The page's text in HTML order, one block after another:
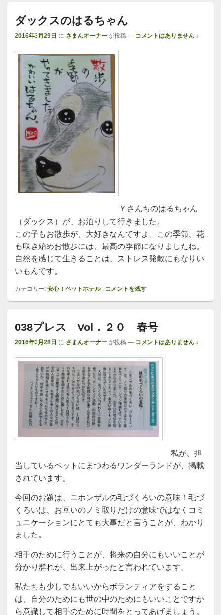
ダックスのはるちゃん
2016年3月29日 に さまんオーナー が投稿 — コメントはありません ↓
Ｙさんちのはるちゃん
（ダックス）が、お泊りして行きました。
この子もお散歩が、大好きなんですよ。この季節、花
も咲き始めお散歩には、最高の季節になりましたね。
自然を感じて生きることは、ストレス発散にもなりい
いもんです。
カテゴリー: 安心！ペットホテル | コメントを残す
038プレス Vol．２０ 春号
2016年3月28日 に さまんオーナー が投稿 — コメントはありません ↓
私が、担
当しているペットにまつわるワンダーランドが、掲載
されています。
今回のお題は、ニホンザルの毛づくろいの意味！毛づ
くろいは、お互いのノミ取りだけの意味ではなくコミ
ュニケーションにとても大事だと言うことが、わかり
ました。
相手のために行うことが、将来の自分にもいいことが
分かり群れが、出来上がったと言われています。
私たちも少しでもいいからボランティアをすること
は、自分のためにも世の中のためにもいいことですか
ら意識して相手のために時間をとってあげましょう。